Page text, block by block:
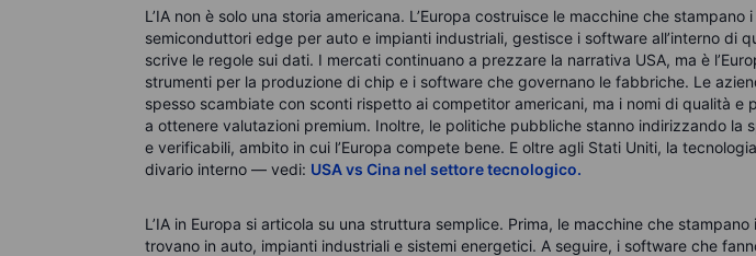
L’IA non è solo una storia americana. L’Europa costruisce le macchine che stampano
semiconduttori edge per auto e impianti industriali, gestisce i software all’interno di
scrive le regole sui dati. I mercati continuano a prezzare la narrativa USA, ma è
strumenti per la produzione di chip e i software che governano le fabbriche. Le
spesso scambiate con sconti rispetto ai competitor americani, ma i nomi di qualità e
a ottenere valutazioni premium. Inoltre, le politiche pubbliche stanno indirizzando la
e verificabili, ambito in cui l’Europa compete bene. E oltre agli Stati Uniti, la
divario interno — vedi: USA vs Cina nel settore tecnologico.
L’IA in Europa si articola su una struttura semplice. Prima, le macchine che
trovano in auto, impianti industriali e sistemi energetici. A seguire, i software che